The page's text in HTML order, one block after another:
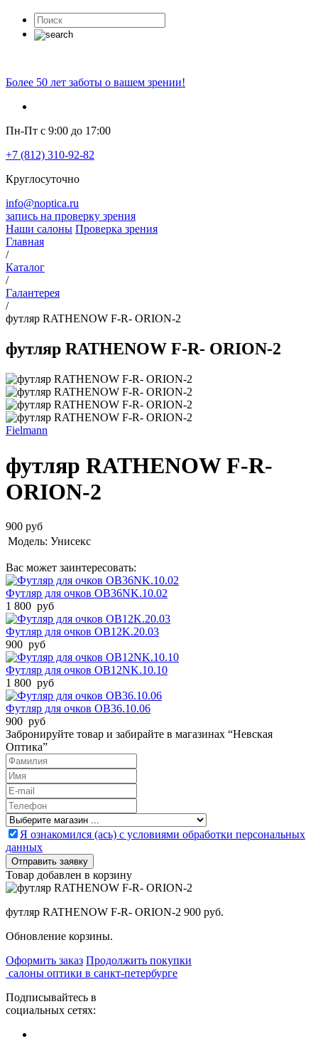
Более 50 лет заботы о вашем зрении!
Пн-Пт с 9:00 до 17:00
+7 (812) 310-92-82
Круглосуточно
info@noptica.ru
запись на проверку зрения
Наши салоны Проверка зрения
Главная
/
Каталог
/
Галантерея
/
футляр RATHENOW F-R- ORION-2
футляр RATHENOW F-R- ORION-2
Fielmann
футляр RATHENOW F-R-
ORION-2
900 руб
Модель: Унисекс
Вас может заинтересовать:
Футляр для очков OB36NK.10.02
1 800 руб
Футляр для очков OB12K.20.03
900 руб
Футляр для очков OB12NK.10.10
1 800 руб
Футляр для очков OB36.10.06
900 руб
Забронируйте товар и забирайте в магазинах “Невская
Оптика”
Я ознакомился (ась) с условиями обработки персональных
данных
Товар добавлен в корзину
футляр RATHENOW F-R- ORION-2 900 руб.
Обновление корзины.
Оформить заказ Продолжить покупки
салоны оптики в санкт-петербурге
Подписывайтесь в
социальных сетях: